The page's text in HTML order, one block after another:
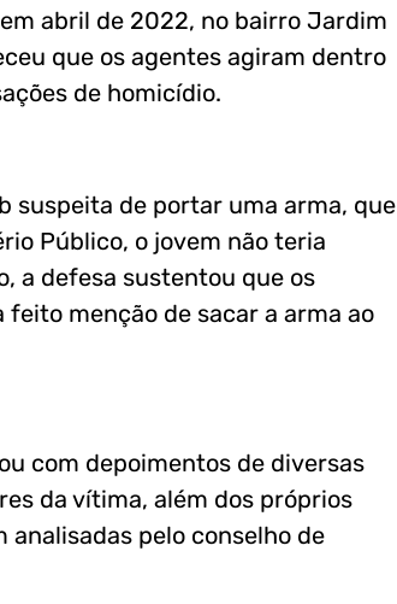
abril de 2022, no bairro Jardim
que os agentes agiram dentro
de homicídio.
suspeita de portar uma arma, que
Público, o jovem não teria
a defesa sustentou que os
menção de sacar a arma ao
com depoimentos de diversas
da vítima, além dos próprios
pelo conselho de